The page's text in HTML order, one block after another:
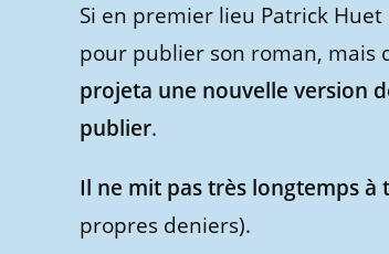
Si en premier lieu Patrick
pour publier son roman, mais
projeta une nouvelle version
publier.
Il ne mit pas très longtemps
propres deniers).